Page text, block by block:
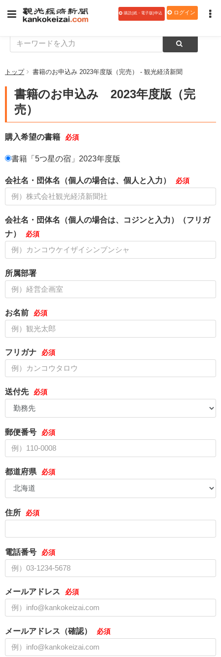
購読(紙・電子版)申込 ログイン
トップ 書籍のお申込み 2023年度版（完売） - 観光経済新聞
書籍のお申込み 2023年度版（完
売）
購入希望の書籍
書籍「5つ星の宿」2023年度版
会社名・団体名（個人の場合は、個人と入力）
会社名・団体名（個人の場合は、コジンと入力）（フリガ
ナ）
所属部署
お名前
フリガナ
送付先
郵便番号
都道府県
住所
電話番号
メールアドレス
メールアドレス（確認）